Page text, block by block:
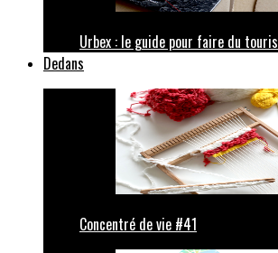
Urbex : le guide pour faire du
Dedans
Concentré de vie #41